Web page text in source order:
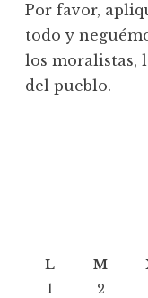
Por favor,
todo y
los moralistas,
del pueblo.
L
M
1
2